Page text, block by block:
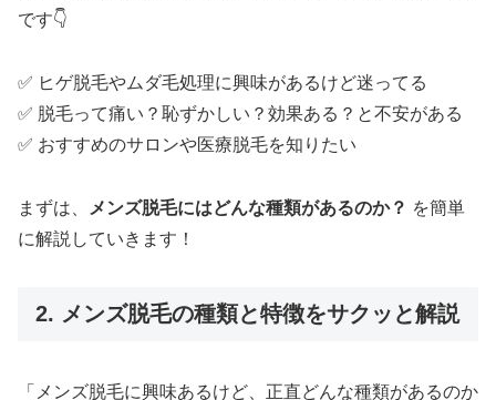
です👇
✅ ヒゲ脱毛やムダ毛処理に興味があるけど迷ってる
✅ 脱毛って痛い？恥ずかしい？効果ある？と不安がある
✅ おすすめのサロンや医療脱毛を知りたい
まずは、 メンズ脱毛にはどんな種類があるのか？ を簡単
に解説していきます！
2. メンズ脱毛の種類と特徴をサクッと解説
「メンズ脱毛に興味あるけど、正直どんな種類があるのか